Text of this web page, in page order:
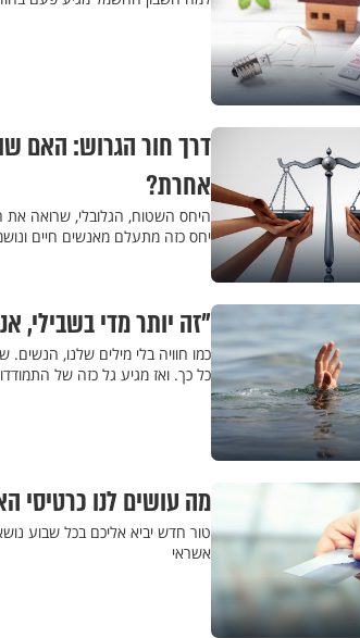
דרך חור הגרוש: האם
אחרת?
היחס השטוח, הגלובלי, שרואה
יחס כזה מתעלם מאנשים חיים
"זה יותר מדי בשבילי,
כמו חוויה בלי מילים שלנו,
כל כך. ואז מגיע גל כזה של
מה עושים לנו
טור חדש יביא אליכם בכל שבוע
אשראי